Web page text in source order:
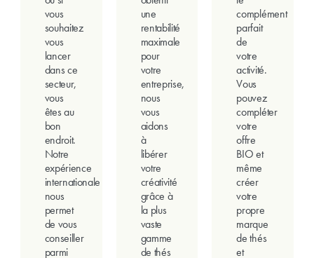
vous
souhaitez
vous
lancer
dans ce
secteur,
vous
êtes au
bon
endroit.
Notre
expérience
internationale
nous
permet
de vous
conseiller
parmi
une
rentabilité
maximale
pour
votre
entreprise,
nous
vous
aidons
à
libérer
votre
créativité
grâce à
la plus
vaste
gamme
de thés
complément
parfait
de
votre
activité.
Vous
pouvez
compléter
votre
offre
BIO et
même
créer
votre
propre
marque
de thés
et